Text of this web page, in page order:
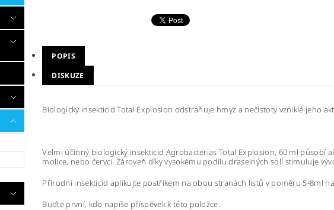
POPIS
DISKUZE
Biologický insekticid Total Explosion odstraňuje hmyz a nečistoty vzniklé jeho
Velmi účinný biologický insekticid Agrobacterias Total Explosion, 60 ml působí
molice, nebo červci. Zároveň díky vysokému podílu draselných solí stimuluje
Přírodní insekticid aplikujte postřikem na obou stranách listů v poměru 5-8ml
Buďte první, kdo napíše příspěvek k této položce.